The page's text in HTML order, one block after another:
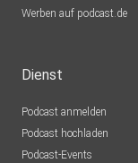
Werben auf podcast.de
Dienst
Podcast anmelden
Podcast hochladen
Podcast-Events